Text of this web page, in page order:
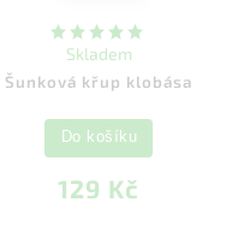
Šunková křup klobása
Skladem
129 Kč
Do košíku